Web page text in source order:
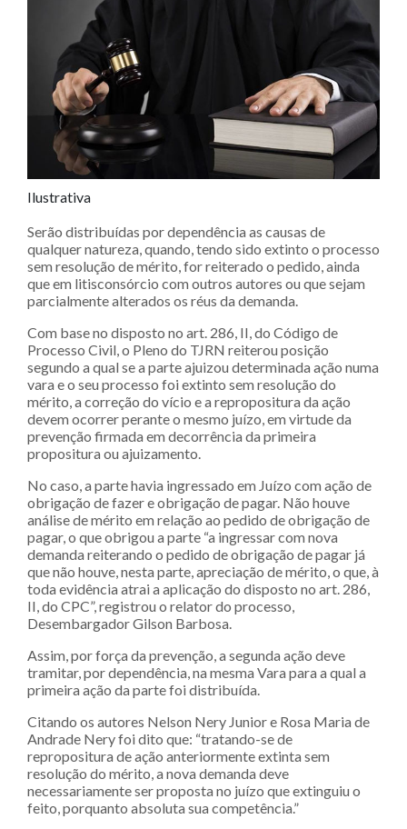
Ilustrativa
Serão distribuídas por dependência as causas de
qualquer natureza, quando, tendo sido extinto o processo
sem resolução de mérito, for reiterado o pedido, ainda
que em litisconsórcio com outros autores ou que sejam
parcialmente alterados os réus da demanda.
Com base no disposto no art. 286, II, do Código de
Processo Civil, o Pleno do TJRN reiterou posição
segundo a qual se a parte ajuizou determinada ação numa
vara e o seu processo foi extinto sem resolução do
mérito, a correção do vício e a repropositura da ação
devem ocorrer perante o mesmo juízo, em virtude da
prevenção firmada em decorrência da primeira
propositura ou ajuizamento.
No caso, a parte havia ingressado em Juízo com ação de
obrigação de fazer e obrigação de pagar. Não houve
análise de mérito em relação ao pedido de obrigação de
pagar, o que obrigou a parte “a ingressar com nova
demanda reiterando o pedido de obrigação de pagar já
que não houve, nesta parte, apreciação de mérito, o que, à
toda evidência atrai a aplicação do disposto no art. 286,
II, do CPC”, registrou o relator do processo,
Desembargador Gilson Barbosa.
Assim, por força da prevenção, a segunda ação deve
tramitar, por dependência, na mesma Vara para a qual a
primeira ação da parte foi distribuída.
Citando os autores Nelson Nery Junior e Rosa Maria de
Andrade Nery foi dito que: “tratando-se de
repropositura de ação anteriormente extinta sem
resolução do mérito, a nova demanda deve
necessariamente ser proposta no juízo que extinguiu o
feito, porquanto absoluta sua competência.”